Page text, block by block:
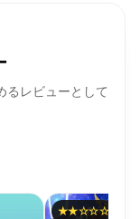
るレビューとして
★★☆☆☆